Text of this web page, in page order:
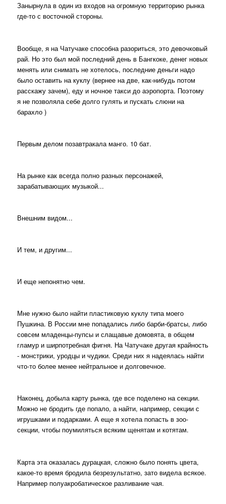
Занырнула в один из входов на огромную территорию рынка
где-то с восточной стороны.
Вообще, я на Чатучаке способна разориться, это девочковый
рай. Но это был мой последний день в Бангкоке, денег новых
менять или снимать не хотелось, последние деньги надо
было оставить на куклу (вернее на две, как-нибудь потом
расскажу зачем), еду и ночное такси до аэропорта. Поэтому
я не позволяла себе долго гулять и пускать слюни на
барахло )
Первым делом позавтракала манго. 10 бат.
На рынке как всегда полно разных персонажей,
зарабатывающих музыкой...
Внешним видом...
И тем, и другим...
И еще непонятно чем.
Мне нужно было найти пластиковую куклу типа моего
Пушкина. В России мне попадались либо барби-братсы, либо
совсем младенцы-пупсы и слащавые домовята, в общем
гламур и ширпотребная фигня. На Чатучаке другая крайность
- монстрики, уродцы и чудики. Среди них я надеялась найти
что-то более менее нейтральное и долговечное.
Наконец, добыла карту рынка, где все поделено на секции.
Можно не бродить где попало, а найти, например, секции с
игрушками и подарками. А еще я хотела попасть в зоо-
секции, чтобы поумиляться всяким щенятам и котятам.
Карта эта оказалась дурацкая, сложно было понять цвета,
какое-то время бродила безрезультатно, зато видела всякое.
Например полуакробатическое разливание чая.